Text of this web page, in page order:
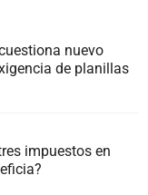
nuevo
de planillas
impuestos en